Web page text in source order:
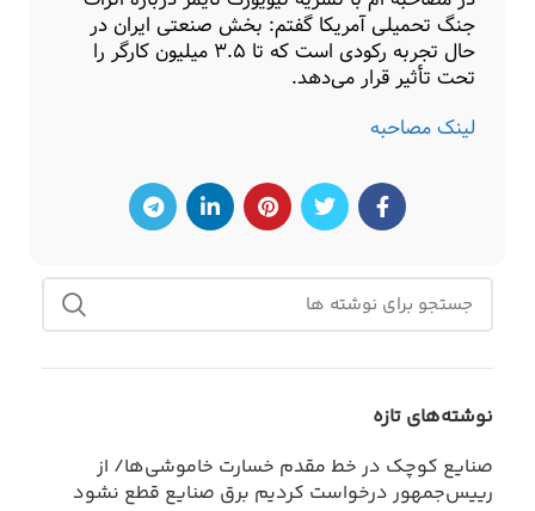
جنگ تحمیلی آمریکا گفتم: بخش صنعتی ایران در
حال تجربه رکودی است که تا ۳.۵ میلیون کارگر را
تحت تأثیر قرار می‌دهد.
لینک مصاحبه
نوشته‌های تازه
صنایع کوچک در خط مقدم خسارت خاموشی‌ها/ از
رییس‌جمهور درخواست کردیم برق صنایع قطع نشود